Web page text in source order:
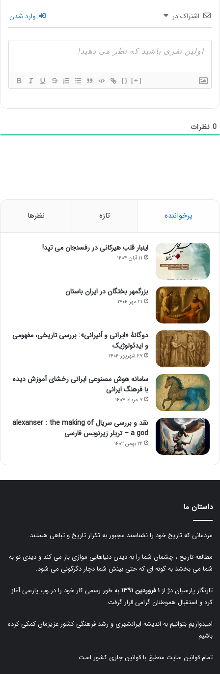
اشتراک در وارد شدن
{} [+]
0 نظرات
پرخواننده تازه نظرها
اینبار قلب هیرکانی در رفسنجان می تپد!
۱۱ آبان ۱۴۰۴
بزرگمهر بختگان در ایران باستان
۲۱ مهر ۱۴۰۴
دوگانهٔ «ایرانی و اَنیرانی»: بررسی تاریخی، مفهومی
و ایدئولوژیک
۲۷ شهریور ۱۴۰۴
سامانه هوش مصنوعی ایرانی رخشای آموزش دیده
با فرهنگ ایرانی
۷ مرداد ۱۴۰۴
نقد و بررسی سریال alexanser : the making of
a god – تریلر زیرنویس فارسی
۲۲ بهمن ۱۴۰۲
داستان ما
مردمانی که تاریخ خود را نشناسند مجبور به تکرار تاریخ و تباهی هستند.
مطالعه تاریخ ، چشمان شما را به دیدن دنیاهایی موازی باز می کند و دیدی نو به
شما می بخشد به گونه ای که حتی بینش شما دچار دگرگونی می شود.
تارنگار پارسیان دژ از۱ فروردین ۱۳۹۱
به طور رسمی کار خود را در وب پارسی آغاز
کرد و استقبال هموطنان گرامی قرار گرفت.
امیدواریم بتوانیم به اندیشه ایرانشهری و رشد فرهنگی کشور عزیزمان کمکی کرده
باشیم
تمام قوانین سایت منطبق با قوانین جاری کشور است.